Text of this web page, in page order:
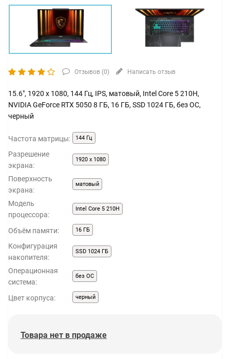
Отзывов (0) Написать отзыв
15.6", 1920 x 1080, 144 Гц, IPS, матовый, Intel Core 5 210H,
NVIDIA GeForce RTX 5050 8 ГБ, 16 ГБ, SSD 1024 ГБ, без ОС,
черный
Частота матрицы: 144 Гц
Разрешение
экрана:
1920 x 1080
Поверхность
экрана:
матовый
Модель
процессора:
Intel Core 5 210H
Объём памяти: 16 ГБ
Конфигурация
накопителя:
SSD 1024 ГБ
Операционная
система:
без ОС
Цвет корпуса: черный
Товара нет в продаже